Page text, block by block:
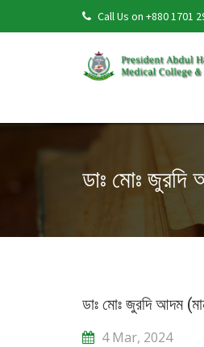
Call Us on +880 1701
ডাঃ মোঃ
ডাঃ মোঃ জুরদি আদম
4 Mar, 2024